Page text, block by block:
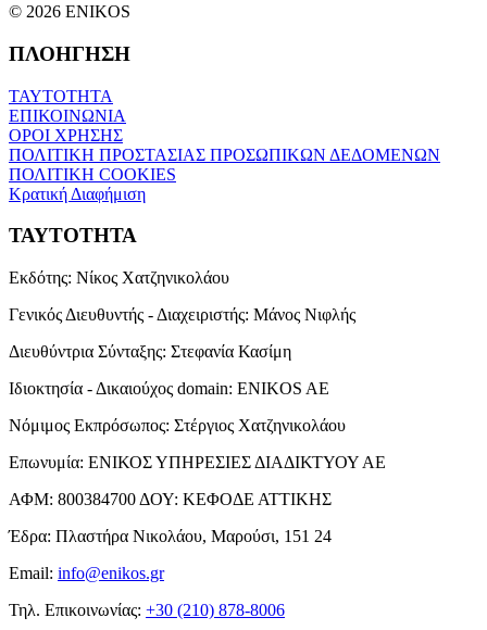
© 2026 ENIKOS
ΠΛΟΗΓΗΣΗ
ΤΑΥΤΟΤΗΤΑ
ΕΠΙΚΟΙΝΩΝΙΑ
ΟΡΟΙ ΧΡΗΣΗΣ
ΠΟΛΙΤΙΚΗ ΠΡΟΣΤΑΣΙΑΣ ΠΡΟΣΩΠΙΚΩΝ ΔΕΔΟΜΕΝΩΝ
ΠΟΛΙΤΙΚΗ COOKIES
Κρατική Διαφήμιση
ΤΑΥΤΟΤΗΤΑ
Εκδότης: Νίκος Χατζηνικολάου
Γενικός Διευθυντής - Διαχειριστής: Μάνος Νιφλής
Διευθύντρια Σύνταξης: Στεφανία Κασίμη
Ιδιοκτησία - Δικαιούχος domain: ENIKOS AE
Νόμιμος Εκπρόσωπος: Στέργιος Χατζηνικολάου
Επωνυμία: ΕΝΙΚΟΣ ΥΠΗΡΕΣΙΕΣ ΔΙΑΔΙΚΤΥΟΥ ΑΕ
ΑΦΜ: 800384700 ΔΟΥ: ΚΕΦΟΔΕ ΑΤΤΙΚΗΣ
Έδρα: Πλαστήρα Νικολάου, Μαρούσι, 151 24
Email: info@enikos.gr
Τηλ. Επικοινωνίας: +30 (210) 878-8006